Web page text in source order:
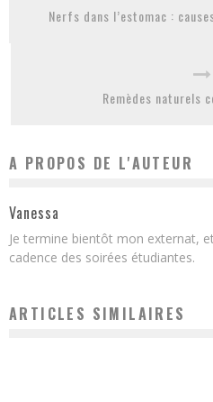
Nerfs dans l’estomac :
Remèdes naturels
A PROPOS DE L'AUTEUR
Vanessa
Je termine bientôt mon externat,
cadence des soirées étudiantes.
ARTICLES SIMILAIRES